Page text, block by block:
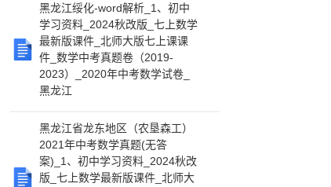
黑龙江绥化-word解析_1、初中
学习资料_2024秋改版_七上数学
最新版课件_北师大版七上课课
件_数学中考真题卷（2019-
2023）_2020年中考数学试卷_
黑龙江
黑龙江省龙东地区（农垦森工）
2021年中考数学真题(无答
案)_1、初中学习资料_2024秋改
版_七上数学最新版课件_北师大